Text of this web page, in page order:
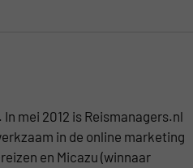
mei 2012 is Reismanagers.nl
in de online marketing
en Micazu (winnaar